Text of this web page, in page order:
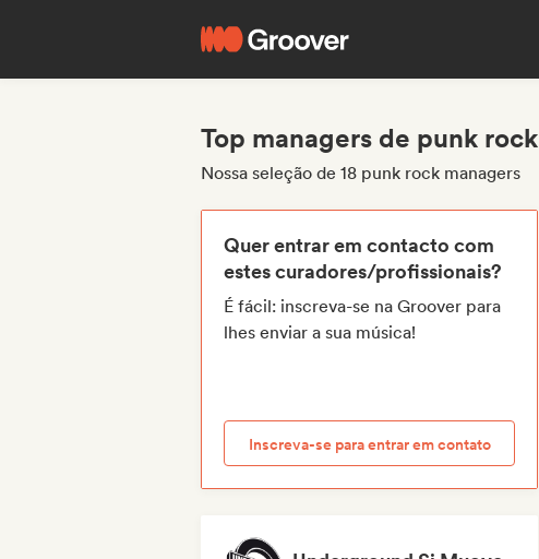
Top managers de punk rock
Nossa seleção de 18 punk rock managers
Quer entrar em contacto com
estes curadores/profissionais?
É fácil: inscreva-se na Groover para
lhes enviar a sua música!
Inscreva-se para entrar em contato